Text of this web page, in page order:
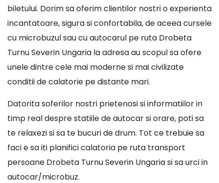
biletului. Dorim sa oferim clientilor nostri o experienta
incantatoare, sigura si confortabila, de aceea cursele
cu microbuzul sau cu autocarul pe ruta Drobeta
Turnu Severin Ungaria la adresa au scopul sa ofere
unele dintre cele mai moderne si mai civilizate
conditii de calatorie pe distante mari.
Datorita soferilor nostri prietenosi si informatiilor in
timp real despre statiile de autocar si orare, poti sa
te relaxezi si sa te bucuri de drum. Tot ce trebuie sa
faci e sa iti planifici calatoria pe ruta transport
persoane Drobeta Turnu Severin Ungaria si sa urci in
autocar/microbuz.